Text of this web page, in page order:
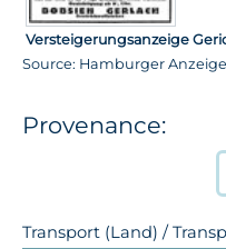
Versteigerungsanzeige
Source: Hamburger
Provenance:
Transport (Land) /